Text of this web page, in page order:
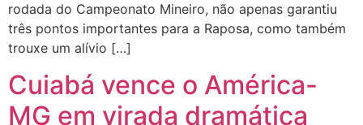
rodada do Campeonato Mineiro, não apenas garantiu
três pontos importantes para a Raposa, como também
trouxe um alívio […]
Cuiabá vence o América-
MG em virada dramática